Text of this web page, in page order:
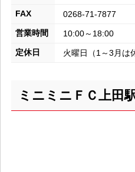
FAX
0268-71-7877
営業時間
10:00～18:00
定休日
火曜日（1～3月は
ミニミニＦＣ上田